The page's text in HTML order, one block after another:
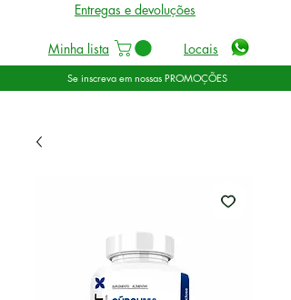
Se inscreva em nossas PROMOÇÕES
Entregas e devoluções
Minha lista Locais